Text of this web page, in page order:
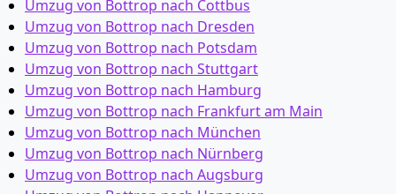
Umzug von Bottrop nach Cottbus
Umzug von Bottrop nach Dresden
Umzug von Bottrop nach Potsdam
Umzug von Bottrop nach Stuttgart
Umzug von Bottrop nach Hamburg
Umzug von Bottrop nach Frankfurt am Main
Umzug von Bottrop nach München
Umzug von Bottrop nach Nürnberg
Umzug von Bottrop nach Augsburg